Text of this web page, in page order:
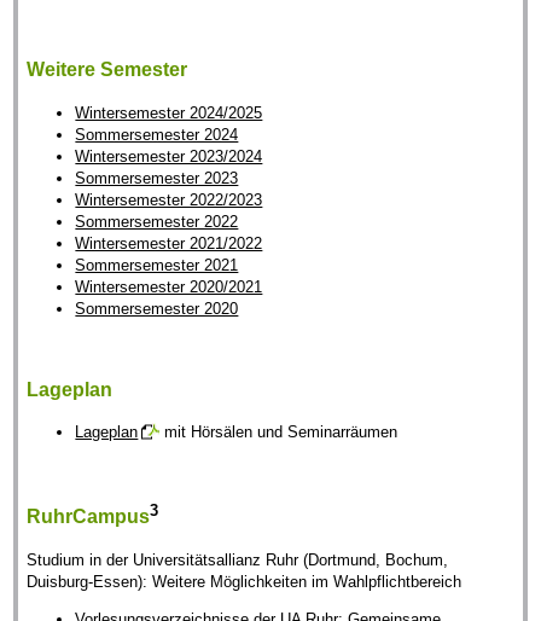
Weitere Semester
Wintersemester 2024/2025
Sommersemester 2024
Wintersemester 2023/2024
Sommersemester 2023
Wintersemester 2022/2023
Sommersemester 2022
Wintersemester 2021/2022
Sommersemester 2021
Wintersemester 2020/2021
Sommersemester 2020
Lageplan
Lageplan mit Hörsälen und Seminarräumen
RuhrCampus3
Studium in der Universitätsallianz Ruhr (Dortmund, Bochum,
Duisburg-Essen): Weitere Möglichkeiten im Wahlpflichtbereich